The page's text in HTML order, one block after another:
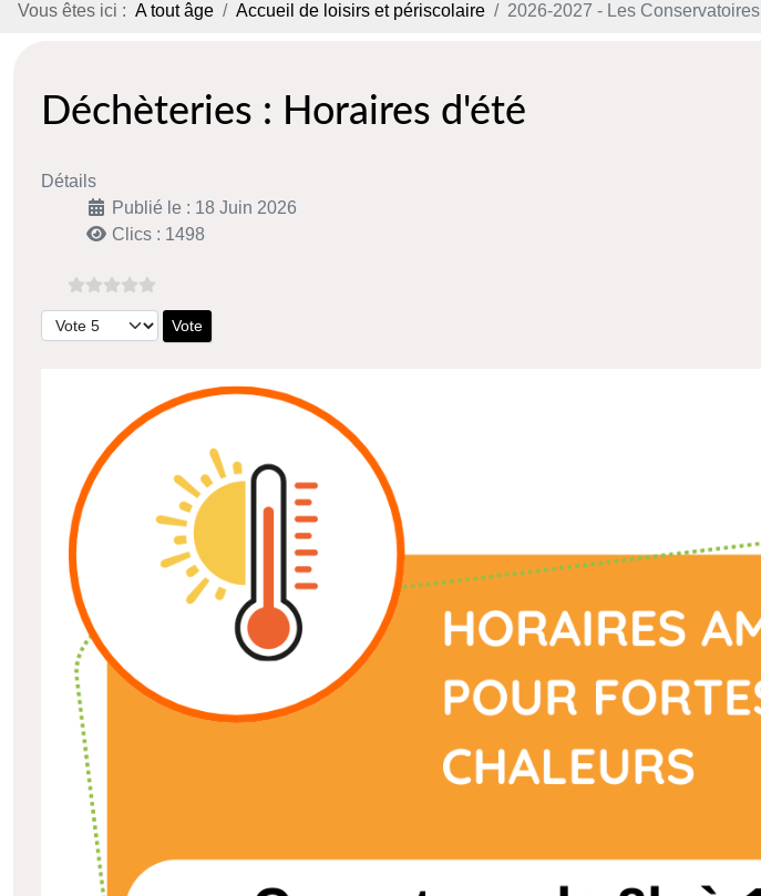
Vous êtes ici : A tout âge Accueil de loisirs et périscolaire 2026-2027 - Les Conservatoires
Déchèteries : Horaires d'été
Détails
Publié le : 18 Juin 2026
Clics : 1498
Veuillez voter